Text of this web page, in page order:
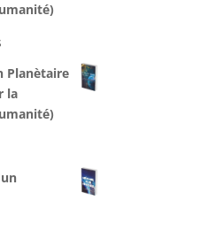
Planètaire
la